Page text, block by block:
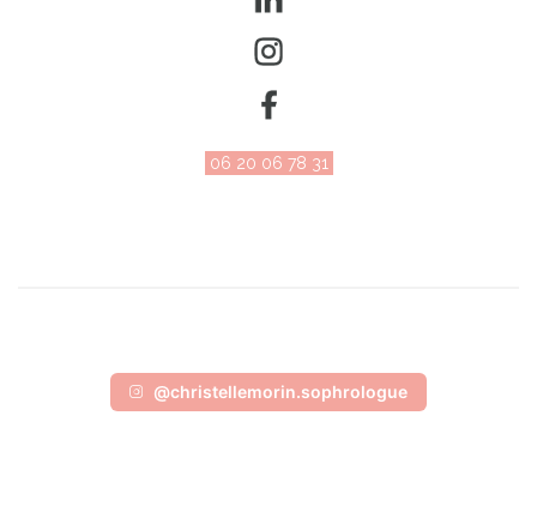
06 20 06 78 31
@christellemorin.sophrologue